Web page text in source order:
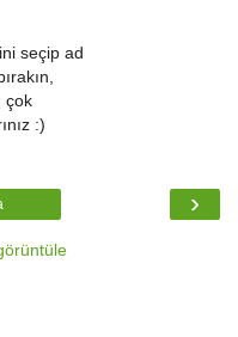
seçip ad
çok
:)
›